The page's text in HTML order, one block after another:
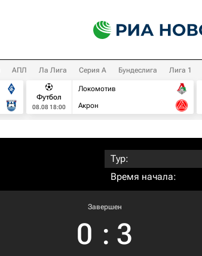
АПЛ Ла Лига Серия А Бундеслига Лига 1
Футбол
08.08 18:00
Локомотив
Акрон
Тур:
Время начала:
Завершен
0 : 3